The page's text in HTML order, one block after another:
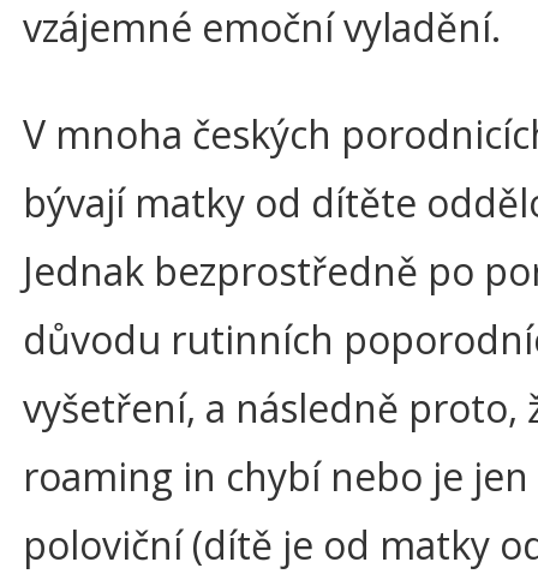
vzájemné emoční vyladění.
V mnoha českých
bývají matky od dítěte
Jednak bezprostředně po
důvodu rutinních
vyšetření, a následně proto,
roaming in chybí nebo je jen
poloviční (dítě je od matky